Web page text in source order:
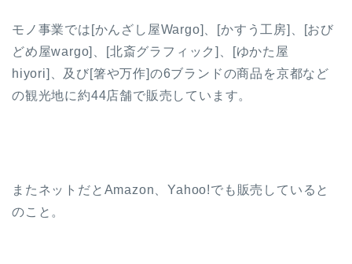
モノ事業では[かんざし屋Wargo]、[かすう工房]、[おび
どめ屋wargo]、[北斎グラフィック]、[ゆかた屋
hiyori]、及び[箸や万作]の6ブランドの商品を京都など
の観光地に約44店舗で販売しています。
またネットだとAmazon、Yahoo!でも販売していると
のこと。